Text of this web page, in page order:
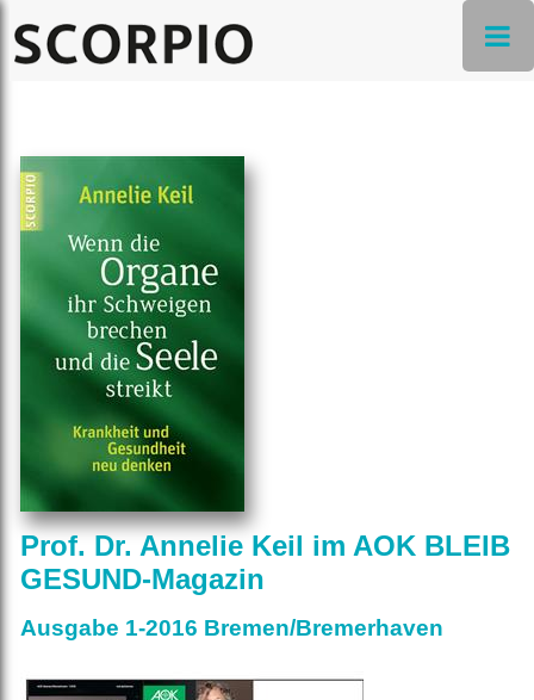
Prof. Dr. Annelie Keil im AOK BLEIB
GESUND-Magazin
Ausgabe 1-2016 Bremen/Bremerhaven